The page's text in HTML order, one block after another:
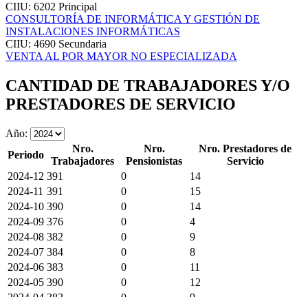
CIIU: 6202 Principal
CONSULTORÍA DE INFORMÁTICA Y GESTIÓN DE
INSTALACIONES INFORMÁTICAS
CIIU: 4690 Secundaria
VENTA AL POR MAYOR NO ESPECIALIZADA
CANTIDAD DE TRABAJADORES Y/O
PRESTADORES DE SERVICIO
Año:
Periodo
Nro.
Trabajadores
Nro.
Pensionistas
Nro. Prestadores de
Servicio
2024-12 391 0
14
2024-11 391 0
15
2024-10 390 0
14
2024-09 376 0
4
2024-08 382 0
9
2024-07 384 0
8
2024-06 383 0
11
2024-05 390 0
12